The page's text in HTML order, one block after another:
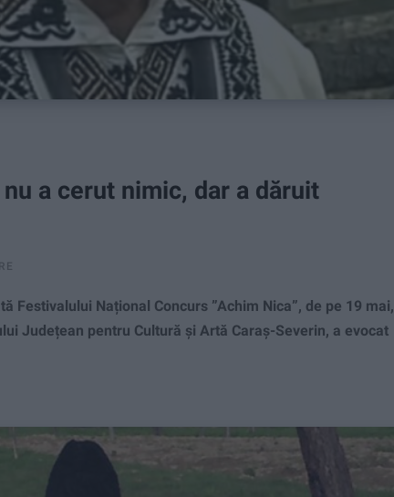
a cerut nimic, dar a dăruit
Festivalului Național Concurs ”Achim Nica”, de pe 19 mai,
Județean pentru Cultură și Artă Caraș-Severin, a evocat